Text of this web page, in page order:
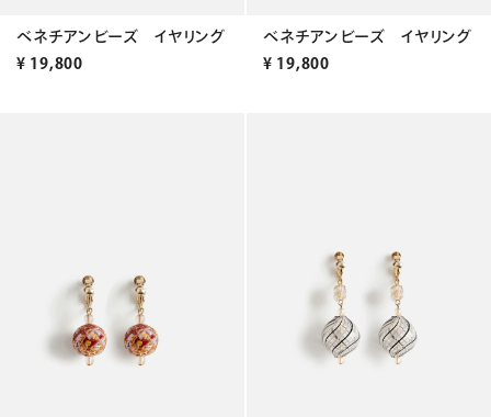
ベネチアンビーズ イヤリング
¥ 19,800
ベネチアンビーズ イヤリング
¥ 19,800